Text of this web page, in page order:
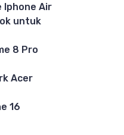
Iphone Air
untuk
8 Pro
Acer
16